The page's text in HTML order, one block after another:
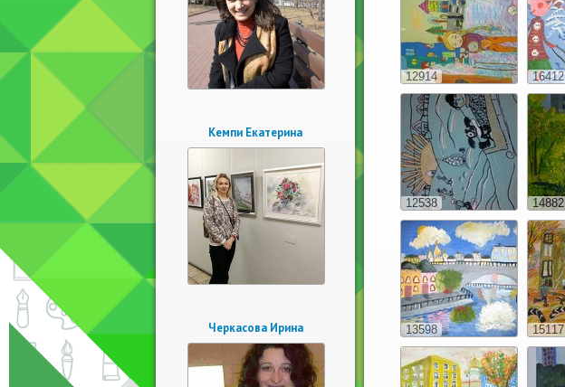
Кемпи Екатерина
Черкасова Ирина
12914 16412
12538 14882
13598 15117